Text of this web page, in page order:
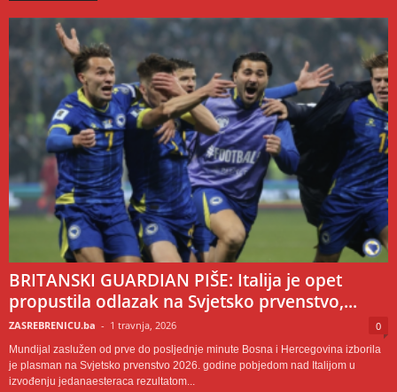
BRITANSKI GUARDIAN PIŠE: Italija je opet
propustila odlazak na Svjetsko prvenstvo,...
ZASREBRENICU.ba - 1 travnja, 2026 0
Mundijal zaslužen od prve do posljednje minute Bosna i Hercegovina izborila
je plasman na Svjetsko prvenstvo 2026. godine pobjedom nad Italijom u
izvođenju jedanaesteraca rezultatom...